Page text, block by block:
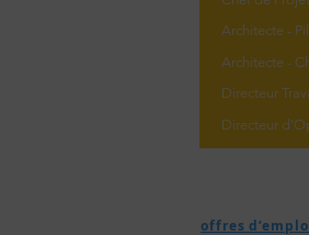
Architecte -
Architecte -
Directeur
Directeur
offres